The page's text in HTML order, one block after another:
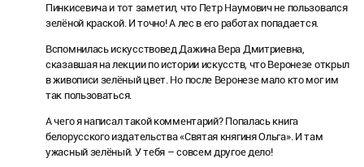
Пинкисевича и тот заметил, что Петр Наумович не пользовался
зелёной краской. И точно! А лес в его работах попадается.
Вспомнилась искусствовед Дажина Вера Дмитриевна,
сказавшая на лекции по истории искусств, что Веронезе открыл
в живописи зелёный цвет. Но после Веронезе мало кто мог им
так пользоваться.
А чего я написал такой комментарий? Попалась книга
белорусского издательства «Святая княгиня Ольга». И там
ужасный зелёный. У тебя – совсем другое дело!